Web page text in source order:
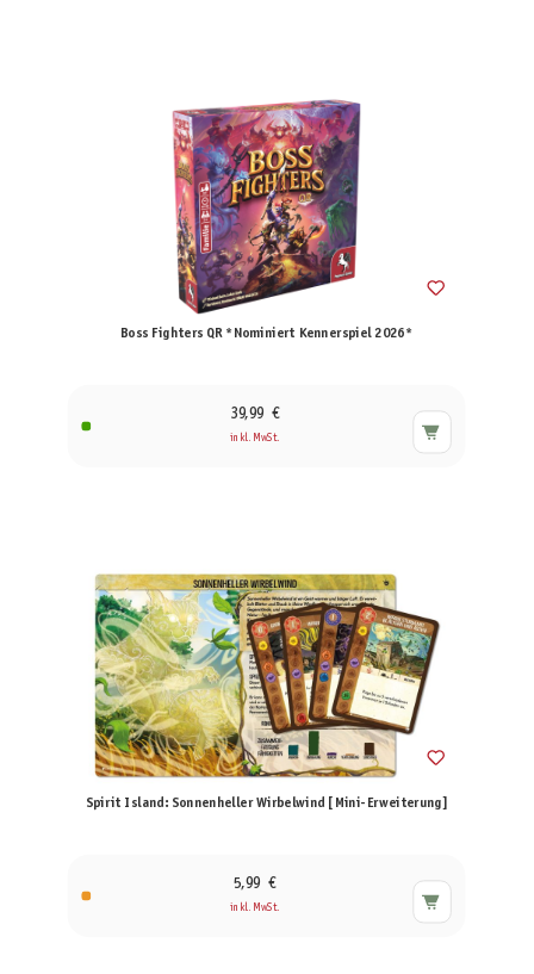
Boss Fighters QR *Nominiert Kennerspiel 2026*
39,99 €
inkl. MwSt.
Spirit Island: Sonnenheller Wirbelwind [Mini-Erweiterung]
5,99 €
inkl. MwSt.